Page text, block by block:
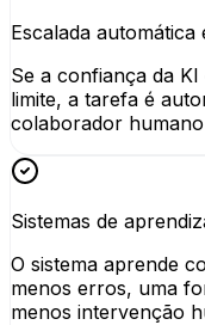
Escalada
Se a confiança da
limite, a tarefa é
colaborador
Sistemas de
O sistema aprende
menos erros, uma
menos intervenção